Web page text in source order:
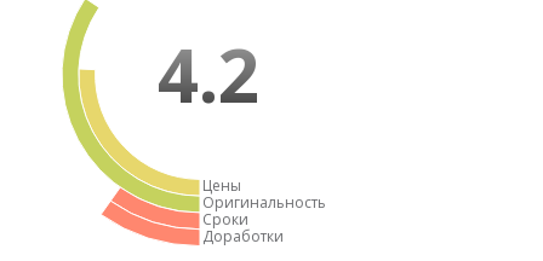
4.2
Цены
Оригинальность
Сроки
Доработки